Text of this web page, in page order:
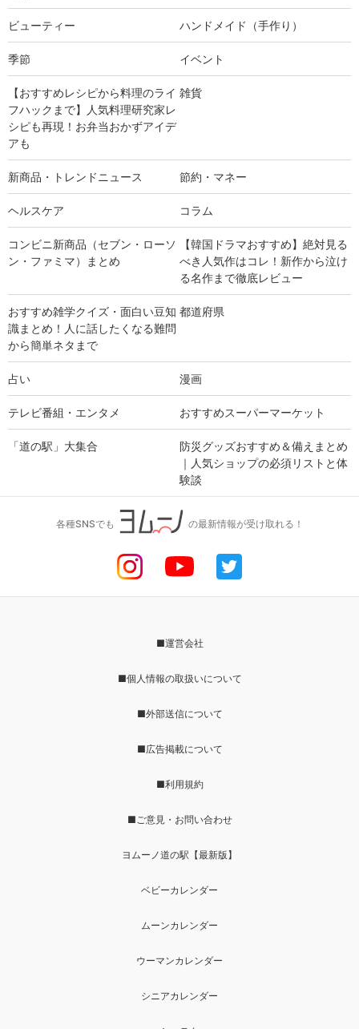
ビューティー ハンドメイド（手作り）
季節 イベント
【おすすめレシピから料理のライ
フハックまで】人気料理研究家レ
シピも再現！お弁当おかずアイデ
アも
雑貨
新商品・トレンドニュース 節約・マネー
ヘルスケア コラム
コンビニ新商品（セブン・ローソ
ン・ファミマ）まとめ
【韓国ドラマおすすめ】絶対見る
べき人気作はコレ！新作から泣け
る名作まで徹底レビュー
おすすめ雑学クイズ・面白い豆知
識まとめ！人に話したくなる難問
から簡単ネタまで
都道府県
占い 漫画
テレビ番組・エンタメ おすすめスーパーマーケット
「道の駅」大集合
防災グッズおすすめ＆備えまとめ
｜人気ショップの必須リストと体
験談
各種SNSでも の最新情報が受け取れる！
■運営会社
■個人情報の取扱いについて
■外部送信について
■広告掲載について
■利用規約
■ご意見・お問い合わせ
ヨムーノ道の駅【最新版】
ベビーカレンダー
ムーンカレンダー
ウーマンカレンダー
シニアカレンダー